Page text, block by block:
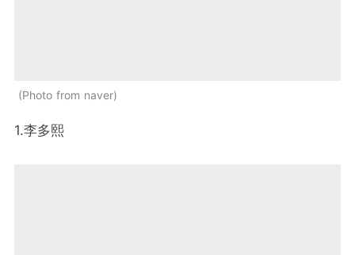
Photo from naver
1.李多熙